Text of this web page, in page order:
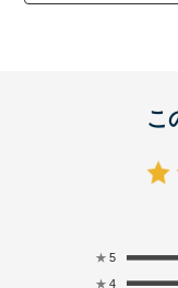
こ
★ 5
★ 4